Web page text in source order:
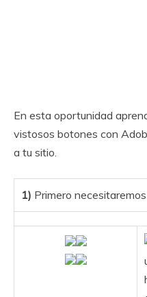
En esta oportunidad
vistosos botones con
a tu sitio.
1) Primero